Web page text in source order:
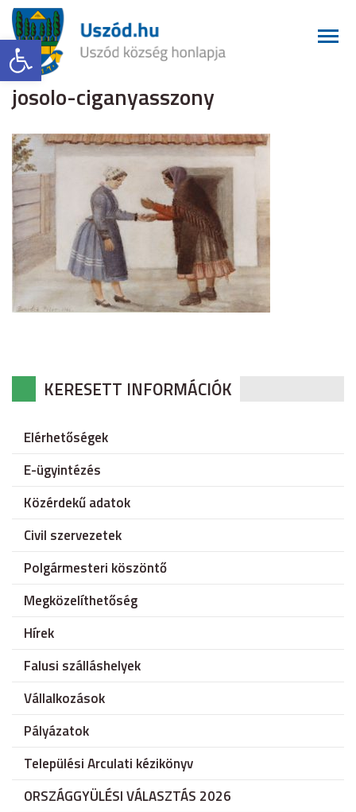
Eszköztár megnyitása
josolo-ciganyasszony
KERESETT INFORMÁCIÓK
Elérhetőségek
E-ügyintézés
Közérdekű adatok
Civil szervezetek
Polgármesteri köszöntő
Megközelíthetőség
Hírek
Falusi szálláshelyek
Vállalkozások
Pályázatok
Települési Arculati kézikönyv
ORSZÁGGYÜLÉSI VÁLASZTÁS 2026